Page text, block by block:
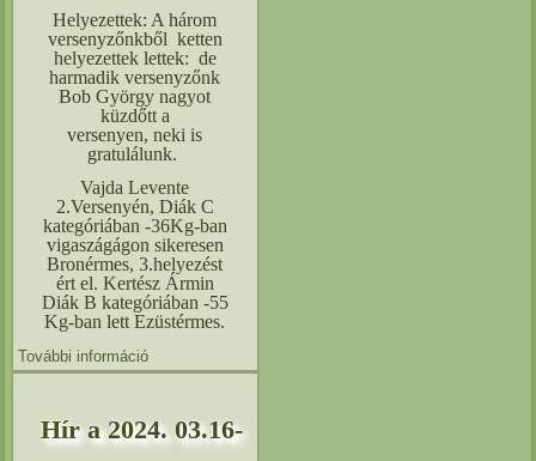
Helyezettek: A három
versenyzőnkből ketten
helyezettek lettek: de
harmadik versenyzőnk
Bob György nagyot
küzdőtt a
versenyen, neki is
gratulálunk.
Vajda Levente
2.Versenyén, Diák C
kategóriában -36Kg-ban
vigaszágágon sikeresen
Bronérmes, 3.helyezést
ért el. Kertész Ármin
Diák B kategóriában -55
Kg-ban lett Ezüstérmes.
További információ
Regionális Rangsorversenyről tartalommal
Hír a 2024. 03.16-